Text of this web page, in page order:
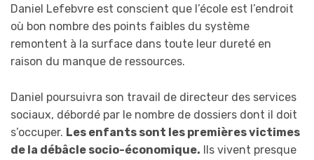
Daniel Lefebvre est conscient que l’école est l’endroit
où bon nombre des points faibles du système
remontent à la surface dans toute leur dureté en
raison du manque de ressources.
Daniel poursuivra son travail de directeur des services
sociaux, débordé par le nombre de dossiers dont il doit
s’occuper. Les enfants sont les premières victimes
de la débâcle socio-économique. Ils vivent presque